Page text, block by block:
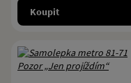
Koupit